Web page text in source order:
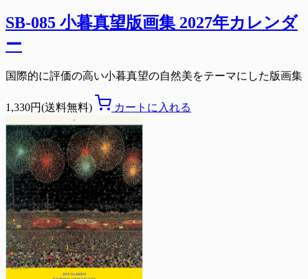
SB-085 小暮真望版画集 2027年カレンダ
ー
国際的に評価の高い小暮真望の自然美をテーマにした版画集
1,330円(送料無料) カートに入れる